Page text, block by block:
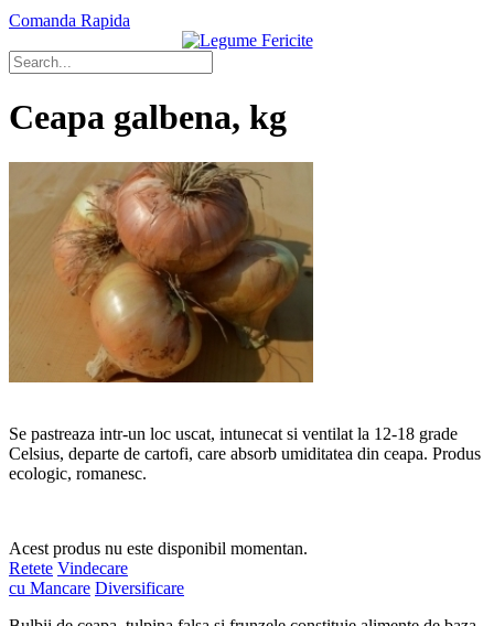
Comanda Rapida
Ceapa galbena, kg
Se pastreaza intr-un loc uscat, intunecat si ventilat la 12-18 grade
Celsius, departe de cartofi, care absorb umiditatea din ceapa. Produs
ecologic, romanesc.
Acest produs nu este disponibil momentan.
Retete Vindecare
cu Mancare Diversificare